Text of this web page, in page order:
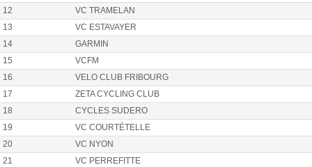
12
VC TRAMELAN
13
VC ESTAVAYER
14
GARMIN
15
VCFM
16
VELO CLUB FRIBOURG
17
ZETA CYCLING CLUB
18
CYCLES SUDERO
19
VC COURTÉTELLE
20
VC NYON
21
VC PERREFITTE